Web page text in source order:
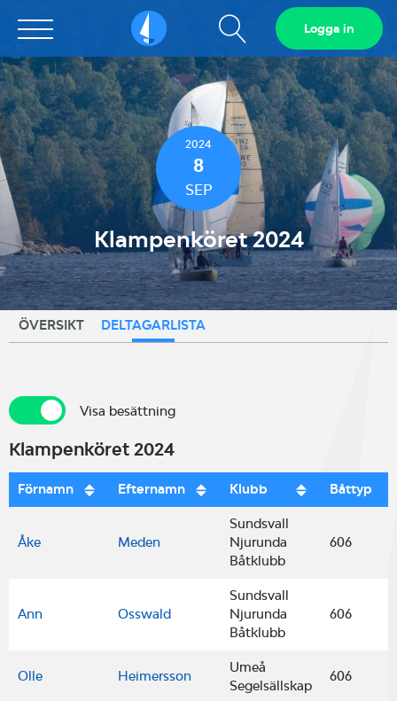
Sailarena Visa
sökfält
Logga in
2024
8
SEP
Klampenköret 2024
ÖVERSIKT DELTAGARLISTA
Visa besättningVisa besättning
Klampenköret 2024
Förnamn Efternamn Klubb Båttyp
Åke Meden
Sundsvall
Njurunda
Båtklubb
606
Ann Osswald
Sundsvall
Njurunda
Båtklubb
606
Olle Heimersson
Umeå
Segelsällskap
606